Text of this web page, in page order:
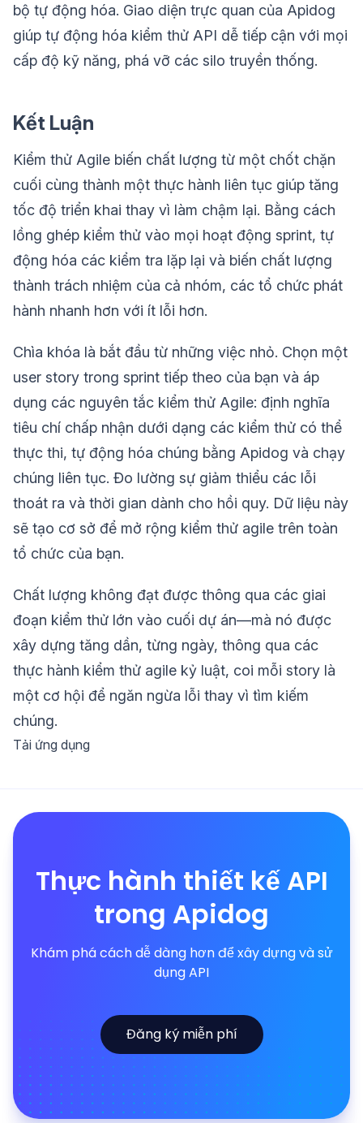
bộ tự động hóa. Giao diện trực quan của Apidog
giúp tự động hóa kiểm thử API dễ tiếp cận với mọi
cấp độ kỹ năng, phá vỡ các silo truyền thống.
Kết Luận
Kiểm thử Agile biến chất lượng từ một chốt chặn
cuối cùng thành một thực hành liên tục giúp tăng
tốc độ triển khai thay vì làm chậm lại. Bằng cách
lồng ghép kiểm thử vào mọi hoạt động sprint, tự
động hóa các kiểm tra lặp lại và biến chất lượng
thành trách nhiệm của cả nhóm, các tổ chức phát
hành nhanh hơn với ít lỗi hơn.
Chìa khóa là bắt đầu từ những việc nhỏ. Chọn một
user story trong sprint tiếp theo của bạn và áp
dụng các nguyên tắc kiểm thử Agile: định nghĩa
tiêu chí chấp nhận dưới dạng các kiểm thử có thể
thực thi, tự động hóa chúng bằng Apidog và chạy
chúng liên tục. Đo lường sự giảm thiểu các lỗi
thoát ra và thời gian dành cho hồi quy. Dữ liệu này
sẽ tạo cơ sở để mở rộng kiểm thử agile trên toàn
tổ chức của bạn.
Chất lượng không đạt được thông qua các giai
đoạn kiểm thử lớn vào cuối dự án—mà nó được
xây dựng tăng dần, từng ngày, thông qua các
thực hành kiểm thử agile kỷ luật, coi mỗi story là
một cơ hội để ngăn ngừa lỗi thay vì tìm kiếm
chúng.
Tải ứng dụng
Thực hành thiết kế API
trong Apidog
Khám phá cách dễ dàng hơn để xây dựng và sử
dụng API
Đăng ký miễn phí